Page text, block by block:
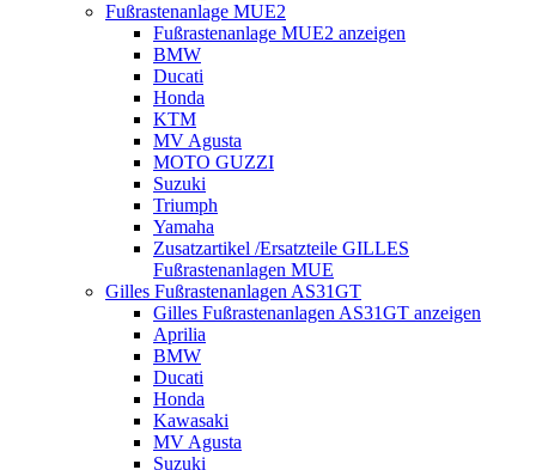
Fußrastenanlage MUE2
Fußrastenanlage MUE2 anzeigen
BMW
Ducati
Honda
KTM
MV Agusta
MOTO GUZZI
Suzuki
Triumph
Yamaha
Zusatzartikel /Ersatzteile GILLES
Fußrastenanlagen MUE
Gilles Fußrastenanlagen AS31GT
Gilles Fußrastenanlagen AS31GT anzeigen
Aprilia
BMW
Ducati
Honda
Kawasaki
MV Agusta
Suzuki